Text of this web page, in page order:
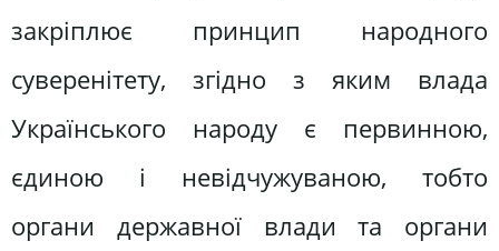
закріплює принцип народного
суверенітету, згідно з яким влада
Українського народу є первинною,
єдиною і невідчужуваною, тобто
органи державної влади та органи